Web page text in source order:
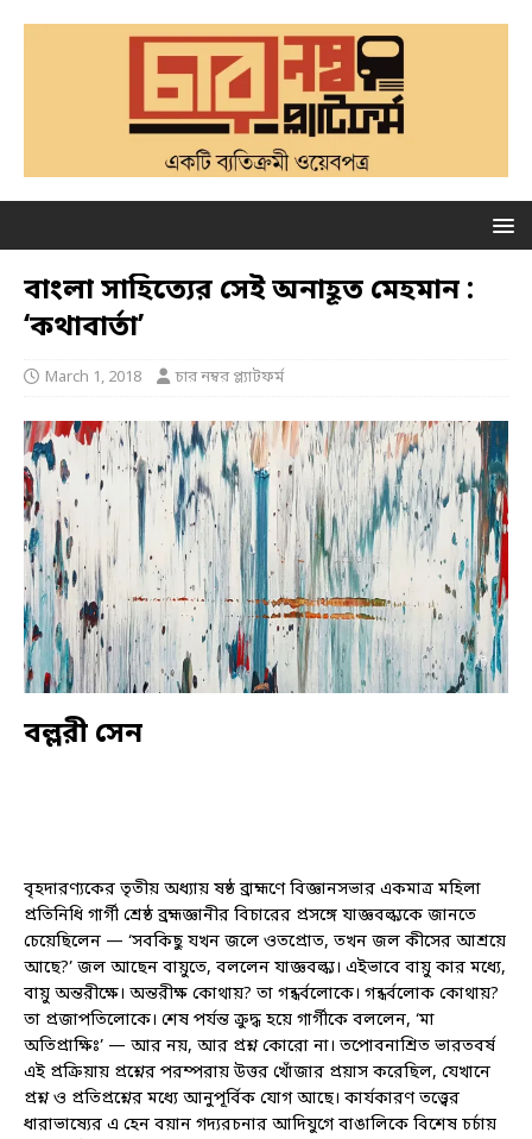
বাংলা সাহিত্যের সেই অনাহূত মেহমান :
‘কথাবার্তা’
March 1, 2018 চার নম্বর প্ল্যাটফর্ম
বল্লরী সেন
বৃহদারণ্যকের তৃতীয় অধ্যায় ষষ্ঠ ব্রাহ্মণে বিজ্ঞানসভার একমাত্র মহিলা
প্রতিনিধি গার্গী শ্রেষ্ঠ ব্রহ্মজ্ঞানীর বিচারের প্রসঙ্গে যাজ্ঞবল্ক্যকে জানতে
চেয়েছিলেন — ‘সবকিছু যখন জলে ওতপ্রোত, তখন জল কীসের আশ্রয়ে
আছে?’ জল আছেন বায়ুতে, বললেন যাজ্ঞবল্ক্য। এইভাবে বায়ু কার মধ্যে,
বায়ু অন্তরীক্ষে। অন্তরীক্ষ কোথায়? তা গন্ধর্বলোকে। গন্ধর্বলোক কোথায়?
তা প্রজাপতিলোকে। শেষ পর্যন্ত ক্রুদ্ধ হয়ে গার্গীকে বললেন, ‘মা
অতিপ্রাক্ষিঃ’ — আর নয়, আর প্রশ্ন কোরো না। তপোবনাশ্রিত ভারতবর্ষ
এই প্রক্রিয়ায় প্রশ্নের পরম্পরায় উত্তর খোঁজার প্রয়াস করেছিল, যেখানে
প্রশ্ন ও প্রতিপ্রশ্নের মধ্যে আনুপূর্বিক যোগ আছে। কার্যকারণ তত্ত্বের
ধারাভাষ্যের এ হেন বয়ান গদ্যরচনার আদিযুগে বাঙালিকে বিশেষ চর্চায়